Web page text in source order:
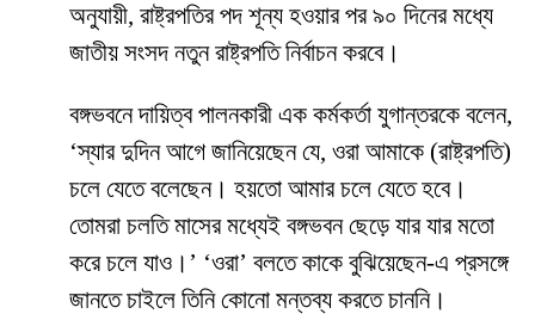
অনুযায়ী, রাষ্ট্রপতির পদ শূন্য হওয়ার পর ৯০ দিনের মধ্যে
জাতীয় সংসদ নতুন রাষ্ট্রপতি নির্বাচন করবে।
বঙ্গভবনে দায়িত্ব পালনকারী এক কর্মকর্তা যুগান্তরকে বলেন,
‘স্যার দুদিন আগে জানিয়েছেন যে, ওরা আমাকে (রাষ্ট্রপতি)
চলে যেতে বলেছেন। হয়তো আমার চলে যেতে হবে।
তোমরা চলতি মাসের মধ্যেই বঙ্গভবন ছেড়ে যার যার মতো
করে চলে যাও।’ ‘ওরা’ বলতে কাকে বুঝিয়েছেন-এ প্রসঙ্গে
জানতে চাইলে তিনি কোনো মন্তব্য করতে চাননি।